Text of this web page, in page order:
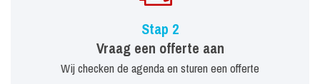
Stap 2
Vraag een offerte aan
Wij checken de agenda en sturen een offerte